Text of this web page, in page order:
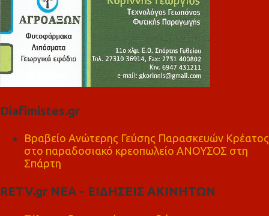
Diafimistes.gr
Βραβείο Ανώτερης Γεύσης Παρασκευών Κρέατος
στο παραδοσιακό κρεοπωλείο ΑΝΟΥΣΟΣ στη
Σπάρτη
RETV.gr ΝΕΑ - ΕΙΔΗΣΕΙΣ ΑΚΙΝΗΤΩΝ